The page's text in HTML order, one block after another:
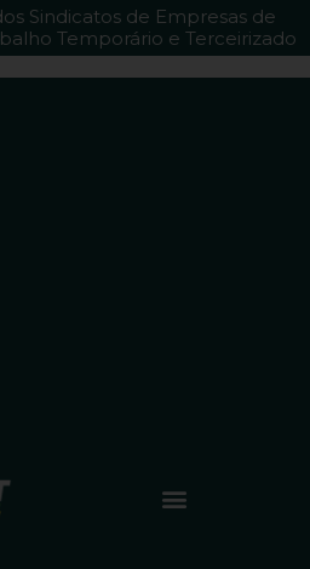
Sindicatos de Empresas de
Temporário e Terceirizado